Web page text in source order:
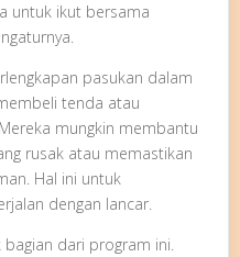
untuk ikut bersama
pasukan dalam
tenda atau
mungkin membantu
rusak atau memastikan
Hal ini untuk
dengan lancar.
dari program ini.